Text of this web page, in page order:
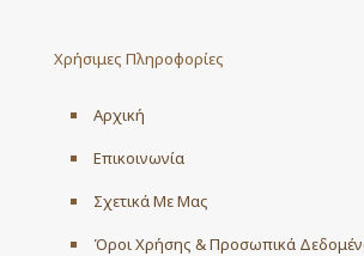
Χρήσιμες Πληροφορίες
Αρχική
Επικοινωνία
Σχετικά Με Μας
Όροι Χρήσης & Προσωπικά